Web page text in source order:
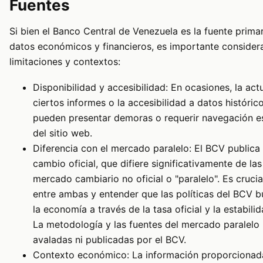
Fuentes
Si bien el Banco Central de Venezuela es la fuente
datos económicos y financieros, es importante
limitaciones y contextos:
Disponibilidad y accesibilidad: En ocasiones, la
ciertos informes o la accesibilidad a datos
pueden presentar demoras o requerir navegación
del sitio web.
Diferencia con el mercado paralelo: El BCV
cambio oficial, que difiere significativamente de
mercado cambiario no oficial o "paralelo". Es
entre ambas y entender que las políticas del BCV
la economía a través de la tasa oficial y la
La metodología y las fuentes del mercado paralelo
avaladas ni publicadas por el BCV.
Contexto económico: La información